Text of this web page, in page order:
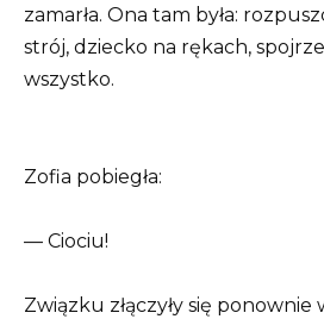
zamarła. Ona tam była:
strój, dziecko na rękach,
wszystko.
Zofia pobiegła:
— Ciociu!
Związku złączyły się ponownie